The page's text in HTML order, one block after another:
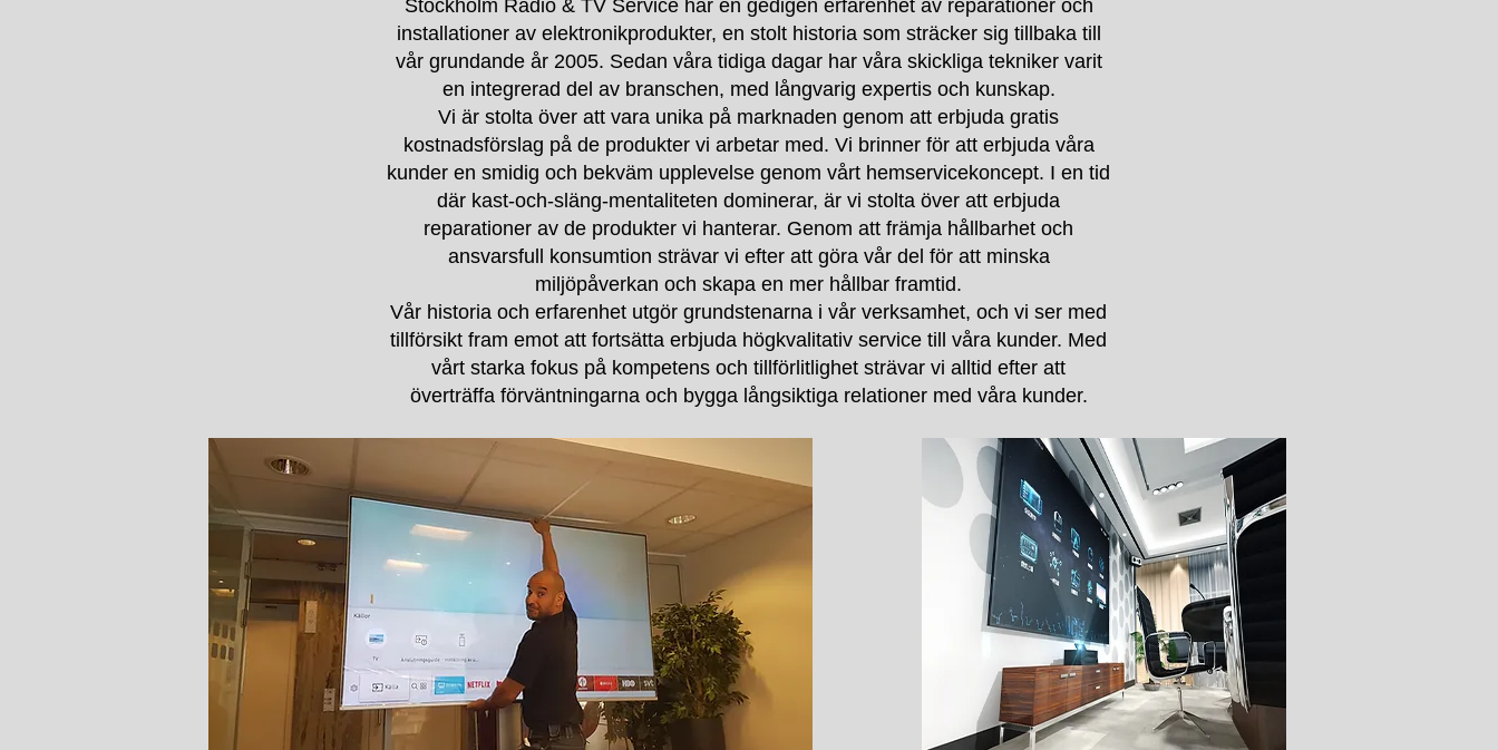
Stockholm Radio & TV Service har en gedigen erfarenhet av reparationer och
installationer av elektronikprodukter, en stolt historia som sträcker sig tillbaka till
vår grundande år 2005. Sedan våra tidiga dagar har våra skickliga tekniker varit
en integrerad del av branschen, med långvarig expertis och kunskap.
Vi är stolta över att vara unika på marknaden genom att erbjuda gratis
kostnadsförslag på de produkter vi arbetar med. Vi brinner för att erbjuda våra
kunder en smidig och bekväm upplevelse genom vårt hemservicekoncept. I en tid
där kast-och-släng-mentaliteten dominerar, är vi stolta över att erbjuda
reparationer av de produkter vi hanterar. Genom att främja hållbarhet och
ansvarsfull konsumtion strävar vi efter att göra vår del för att minska
miljöpåverkan och skapa en mer hållbar framtid.
Vår historia och erfarenhet utgör grundstenarna i vår verksamhet, och vi ser med
tillförsikt fram emot att fortsätta erbjuda högkvalitativ service till våra kunder. Med
vårt starka fokus på kompetens och tillförlitlighet strävar vi alltid efter att
överträffa förväntningarna och bygga långsiktiga relationer med våra kunder.